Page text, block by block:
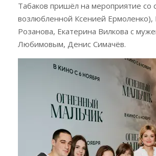
Табаков пришёл на мероприятие со
возлюбленной Ксенией Ермоленко),
Розанова, Екатерина Вилкова с
Любимовым, Денис Симачёв.